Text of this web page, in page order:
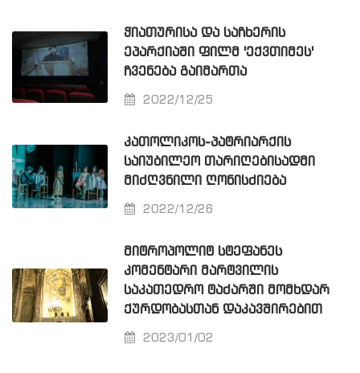
ᲭᲘᲐᲗᲣᲠᲘᲡᲐ ᲓᲐ ᲡᲐᲩᲮᲔᲠᲘᲡ
ᲔᲞᲐᲠᲥᲘᲐᲨᲘ ᲤᲘᲚᲛ 'ᲔᲥᲕᲗᲘᲛᲔᲡ'
ᲩᲕᲔᲜᲔᲑᲐ ᲒᲐᲘᲛᲐᲠᲗᲐ
2022/12/25
ᲙᲐᲗᲝᲚᲘᲙᲝᲡ-ᲞᲐᲢᲠᲘᲐᲠᲥᲘᲡ
ᲡᲐᲘᲣᲑᲘᲚᲔᲝ ᲗᲐᲠᲘᲦᲔᲑᲘᲡᲐᲓᲛᲘ
ᲛᲘᲫᲦᲕᲜᲘᲚᲘ ᲦᲝᲜᲘᲡᲫᲘᲔᲑᲐ
2022/12/26
ᲛᲘᲢᲠᲝᲞᲝᲚᲘᲢ ᲡᲢᲔᲤᲐᲜᲔᲡ
ᲙᲝᲛᲔᲜᲢᲐᲠᲘ ᲛᲐᲠᲢᲕᲘᲚᲘᲡ
ᲡᲐᲙᲐᲗᲔᲓᲠᲝ ᲢᲐᲫᲐᲠᲨᲘ ᲛᲝᲛᲮᲓᲐᲠ
ᲥᲣᲠᲓᲝᲑᲐᲡᲗᲐᲜ ᲓᲐᲙᲐᲕᲨᲘᲠᲔᲑᲘᲗ
2023/01/02